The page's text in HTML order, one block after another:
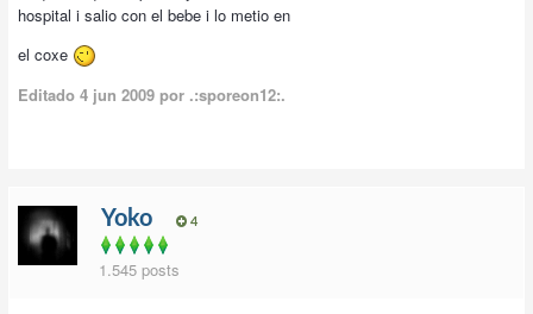
hospital i salio con el bebe i lo metio en
el coxe
Editado 4 jun 2009 por .:sporeon12:.
Yoko 4
1.545 posts